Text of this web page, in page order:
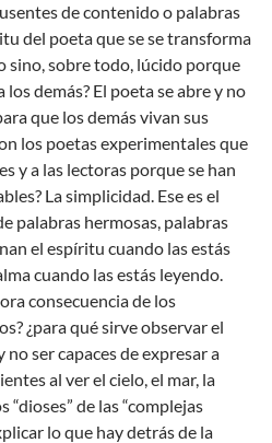
de contenido o palabras
del poeta que se se transforma
sino, sobre todo, lúcido porque
los demás? El poeta se abre y no
que los demás vivan sus
los poetas experimentales que
y a las lectoras porque se han
La simplicidad. Ese es el
palabras hermosas, palabras
el espíritu cuando las estás
cuando las estás leyendo.
consecuencia de los
¿para qué sirve observar el
ser capaces de expresar a
al ver el cielo, el mar, la
de las “complejas
lo que hay detrás de la